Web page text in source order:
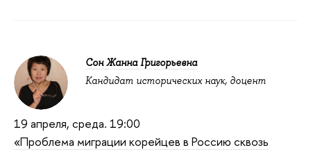
Сон Жанна Григорьевна
Кандидат исторических наук, доцент
19 апреля, среда. 19:00
«Проблема миграции корейцев в Россию сквозь